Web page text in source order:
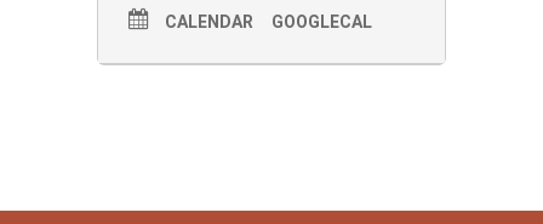
CALENDAR GOOGLECAL